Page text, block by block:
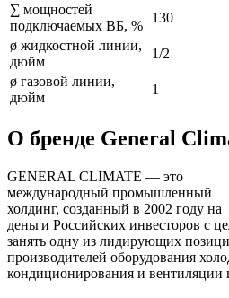
∑ мощностей
подключаемых ВБ, %
130
ø жидкостной линии,
дюйм
1/2
ø газовой линии,
дюйм
1
О бренде General
GENERAL CLIMATE — это
международный промышленный
холдинг, созданный в 2002 году на
деньги Российских инвесторов с
занять одну из лидирующих
производителей оборудования
кондиционирования и вентиляции